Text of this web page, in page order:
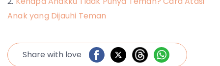
Anak yang Dijauhi Teman
Share with love